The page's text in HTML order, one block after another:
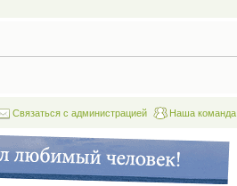
Наша команда
Связаться с администрацией